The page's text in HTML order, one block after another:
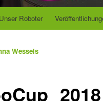
Unser Roboter
Wessels